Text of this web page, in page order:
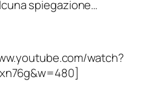
spiegazione…
watch?